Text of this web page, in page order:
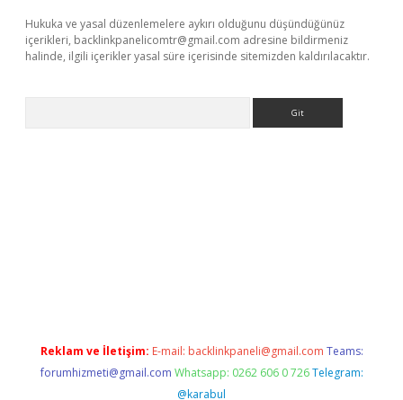
Hukuka ve yasal düzenlemelere aykırı olduğunu düşündüğünüz
içerikleri, backlinkpanelicomtr@gmail.com adresine bildirmeniz
halinde, ilgili içerikler yasal süre içerisinde sitemizden kaldırılacaktır.
Reklam ve İletişim: E-mail: backlinkpaneli@gmail.com Teams:
forumhizmeti@gmail.com Whatsapp: 0262 606 0 726 Telegram:
@karabul